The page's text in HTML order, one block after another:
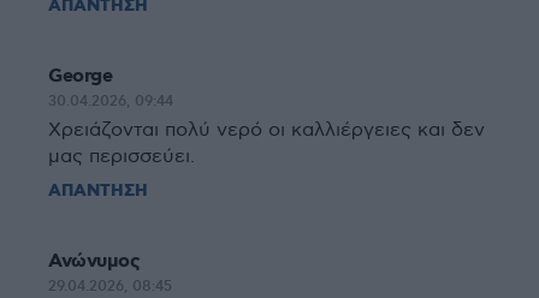
ΑΠΑΝΤΗΣΗ
George
30.04.2026, 09:44
Χρειάζονται πολύ νερό οι καλλιέργειες και δεν
μας περισσεύει.
ΑΠΑΝΤΗΣΗ
Ανώνυμος
29.04.2026, 08:45